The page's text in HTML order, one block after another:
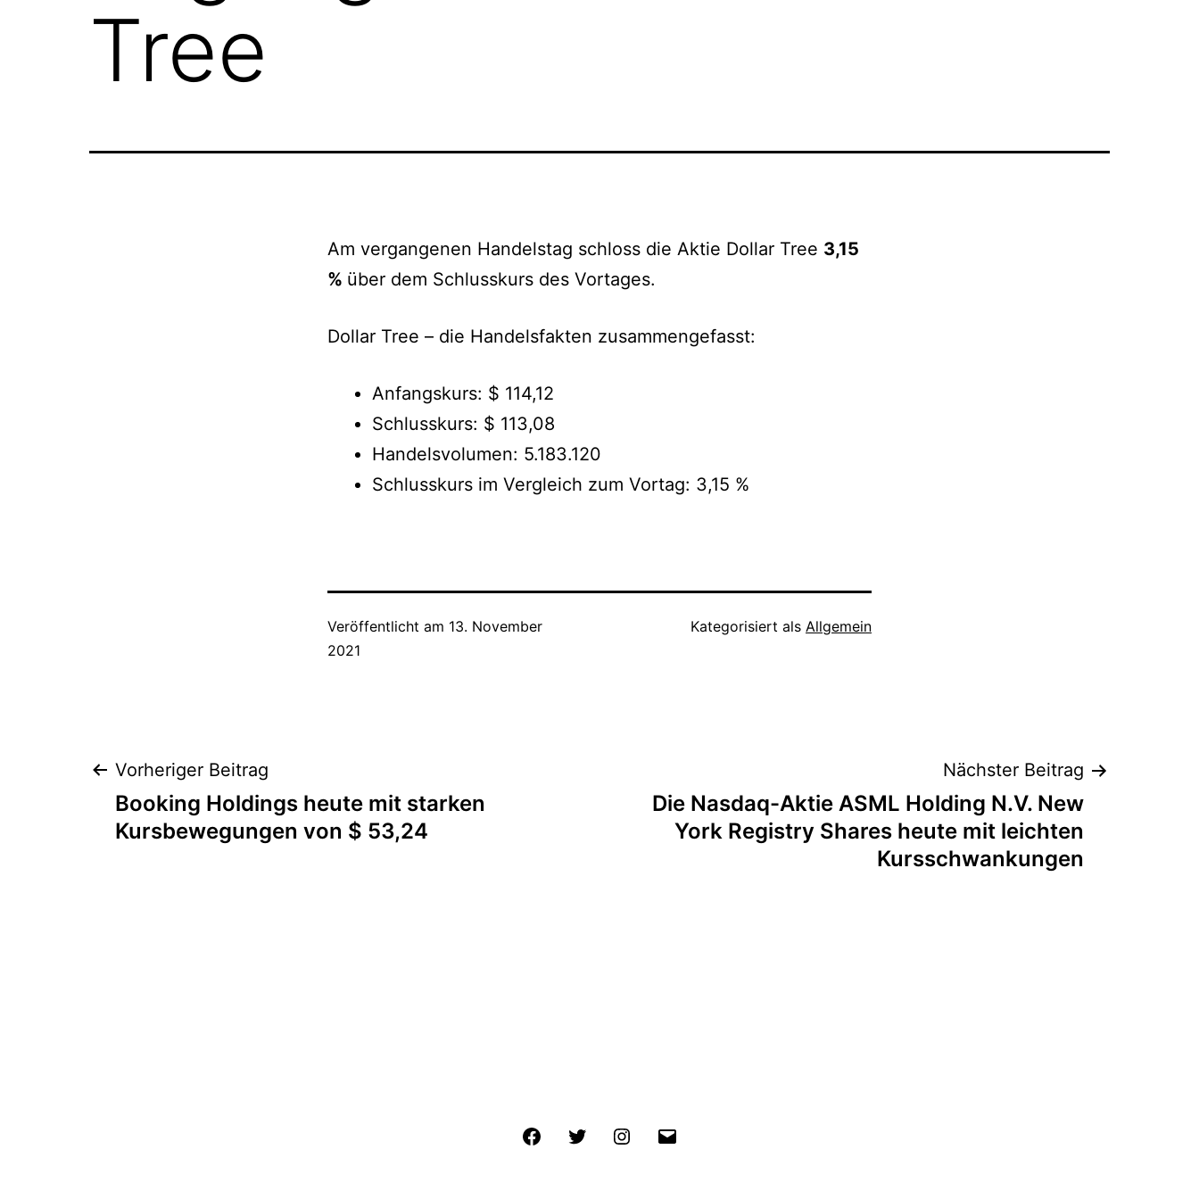
Tree
Am vergangenen Handelstag schloss die Aktie Dollar Tree 3,15
% über dem Schlusskurs des Vortages.
Dollar Tree – die Handelsfakten zusammengefasst:
Anfangskurs: $ 114,12
Schlusskurs: $ 113,08
Handelsvolumen: 5.183.120
Schlusskurs im Vergleich zum Vortag: 3,15 %
Veröffentlicht am 13. November
2021
Kategorisiert als Allgemein
Beitragsnavigation
Vorheriger Beitrag
Booking Holdings heute mit starken
Kursbewegungen von $ 53,24
Nächster Beitrag
Die Nasdaq-Aktie ASML Holding N.V. New
York Registry Shares heute mit leichten
Kursschwankungen
FacebookTwitter Instagram